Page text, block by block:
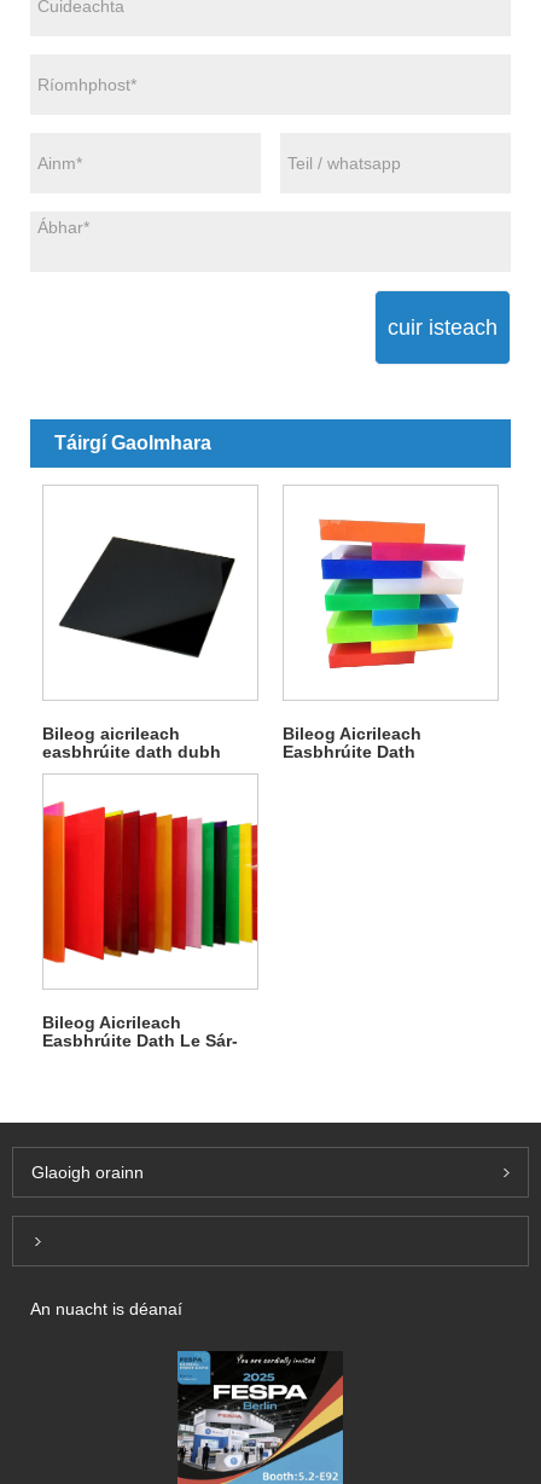
cuir isteach
Táirgí Gaolmhara
Bileog aicrileach
easbhrúite dath dubh
Bileog Aicrileach
Easbhrúite Dath
Bileog Aicrileach
Easbhrúite Dath Le Sár-
Glaoigh orainn
Inquiry For Pricelist
An nuacht is déanaí